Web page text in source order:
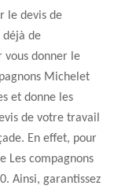
le devis de
déjà de
vous donner le
Michelet
et donne les
de votre travail
En effet, pour
Les compagnons
Ainsi, garantissez